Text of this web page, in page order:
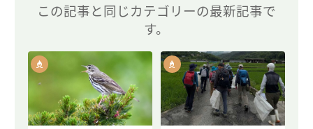
この記事と同じカテゴリーの最新記事で
す。